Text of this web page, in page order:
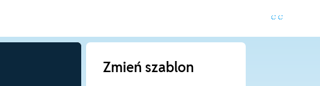
Zmień szablon